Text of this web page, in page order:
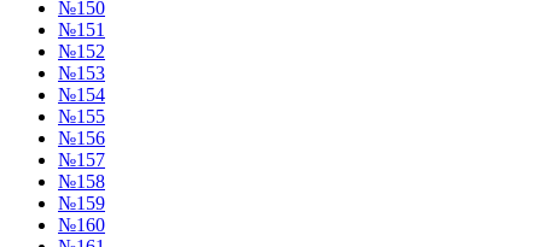
№150
№151
№152
№153
№154
№155
№156
№157
№158
№159
№160